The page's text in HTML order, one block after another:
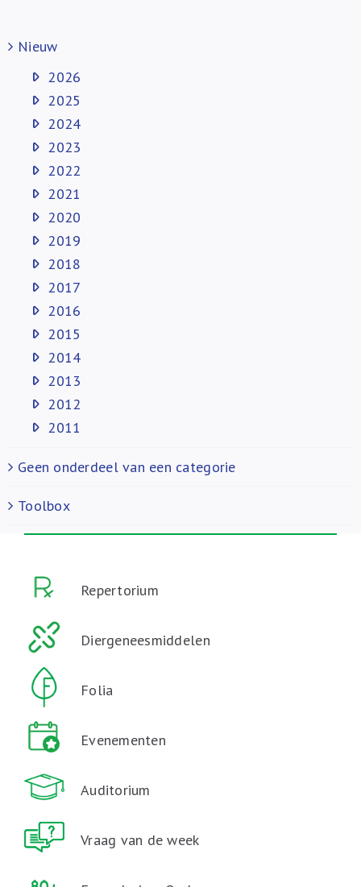
Nieuw
2026
2025
2024
2023
2022
2021
2020
2019
2018
2017
2016
2015
2014
2013
2012
2011
Geen onderdeel van een categorie
Toolbox
Repertorium
Diergeneesmiddelen
Folia
Evenementen
Auditorium
Vraag van de week